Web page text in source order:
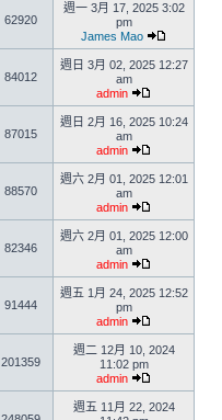
62920
週一 3月 17, 2025 3:02
pm
James Mao
84012
週日 3月 02, 2025 12:27
am
admin
87015
週日 2月 16, 2025 10:24
am
admin
88570
週六 2月 01, 2025 12:01
am
admin
82346
週六 2月 01, 2025 12:00
am
admin
91444
週五 1月 24, 2025 12:52
pm
admin
201359
週二 12月 10, 2024
11:02 pm
admin
週五 11月 22, 2024